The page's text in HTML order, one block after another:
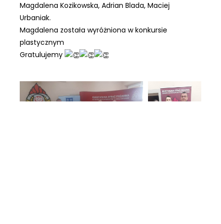
Magdalena Kozikowska, Adrian Blada, Maciej
Urbaniak.
Magdalena została wyróżniona w konkursie
plastycznym
Gratulujemy